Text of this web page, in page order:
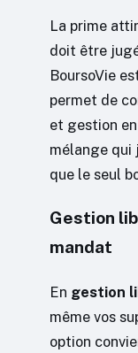
La prime
doit être
BoursoVie
permet de
et gestion
mélange qui
que le seul
Gestion
mandat
En gestion
même vos
option